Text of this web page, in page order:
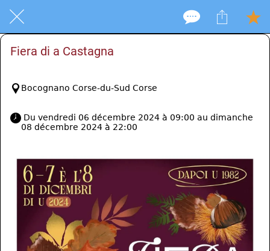
Fiera di a Castagna
Bocognano Corse-du-Sud Corse
08 décembre 2024 à 22:00